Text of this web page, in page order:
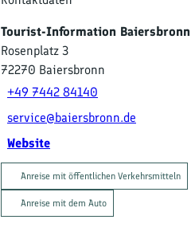
Tourist-Information Baiersbronn
Rosenplatz 3
72270 Baiersbronn
+49 7442 84140
service@baiersbronn.de
Website
Anreise mit öffentlichen Verkehrsmitteln
Anreise mit dem Auto